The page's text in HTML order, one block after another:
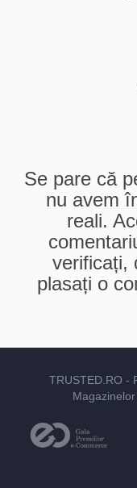
Se pare că
nu avem
reali.
verificați,
plasați o
TRUSTED.RO -